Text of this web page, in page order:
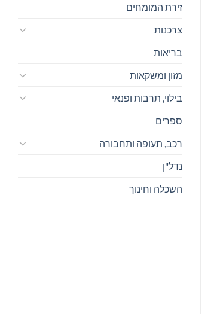
זירת המומחים
צרכנות
בריאות
מזון ומשקאות
בילוי, תרבות ופנאי
ספרים
רכב, תעופה ותחבורה
נדל"ן
השכלה וחינוך